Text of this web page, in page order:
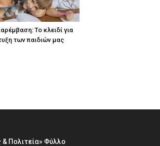
Το κλειδί για
των παιδιών µας
& Πολιτεία» Φύλλο